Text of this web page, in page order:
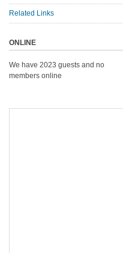
Related Links
ONLINE
We have 2023 guests and no
members online